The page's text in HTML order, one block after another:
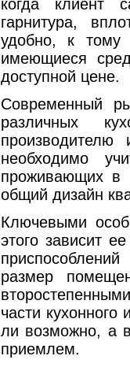
когда клиент
гарнитура,
удобно, к тому
имеющиеся
доступной цене.
Современный
различных
необходимо
проживающих в
общий дизайн
Ключевыми
этого зависит
размер
части кухонного
ли возможно, а
приемлем.